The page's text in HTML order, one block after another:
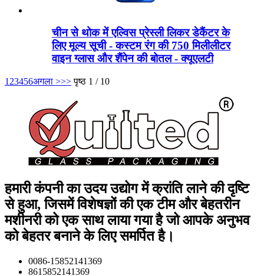
चीन से थोक में एल्विस प्रेस्ली लिकर डेकैंटर के
लिए मूल्य सूची - कस्टम रंग की 750 मिलीलीटर
वाइन ग्लास और शैंपेन की बोतल - क्यूएलटी
1 23456अगला >>> पृष्ठ 1 / 10
हमारी कंपनी का उदय उद्योग में क्रांति लाने की दृष्टि
से हुआ, जिसमें विशेषज्ञों की एक टीम और बेहतरीन
मशीनरी को एक साथ लाया गया है जो आपके अनुभव
को बेहतर बनाने के लिए समर्पित है।
0086-15852141369
8615852141369